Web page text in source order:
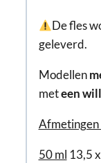
De fles
geleverd.
Modellen
meteen
Afmetingen
50 ml 13,5